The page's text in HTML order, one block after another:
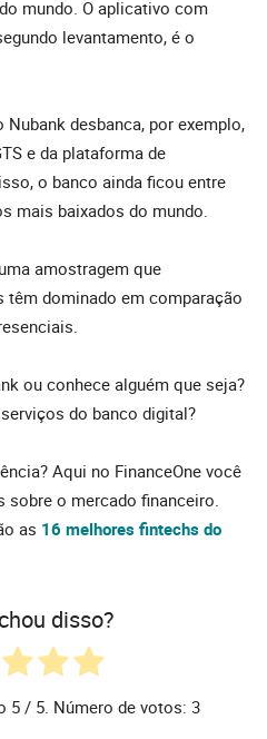
mundo. O aplicativo com
levantamento, é o
desbanca, por exemplo,
e da plataforma de
o banco ainda ficou entre
mais baixados do mundo.
amostragem que
dominado em comparação
ou conhece alguém que seja?
do banco digital?
Aqui no FinanceOne você
o mercado financeiro.
as 16 melhores fintechs do
disso?
5 / 5. Número de votos: 3